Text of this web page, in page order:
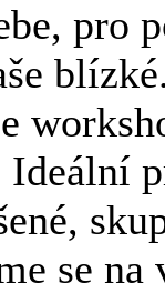
pro
se na